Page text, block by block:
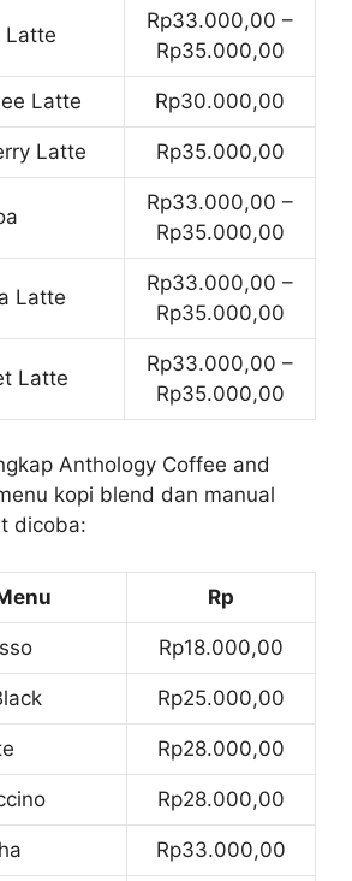
Latte
Rp33.000,00 –
Rp35.000,00
Latte Rp30.000,00
Latte Rp35.000,00
Rp33.000,00 –
Rp35.000,00
Latte
Rp33.000,00 –
Rp35.000,00
Latte
Rp33.000,00 –
Rp35.000,00
Anthology Coffee and
kopi blend dan manual
dicoba:
Rp
Rp18.000,00
Rp25.000,00
Rp28.000,00
Rp28.000,00
Rp33.000,00